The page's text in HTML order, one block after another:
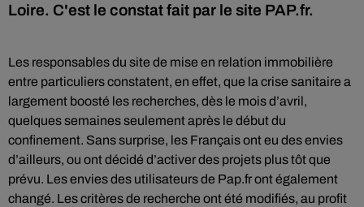
Loire. C'est le constat fait par le site PAP.fr.
Les responsables du site de mise en relation immobilière
entre particuliers constatent, en effet, que la crise sanitaire a
largement boosté les recherches, dès le mois d’avril,
quelques semaines seulement après le début du
confinement. Sans surprise, les Français ont eu des envies
d’ailleurs, ou ont décidé d’activer des projets plus tôt que
prévu. Les envies des utilisateurs de Pap.fr ont également
changé. Les critères de recherche ont été modifiés, au profit